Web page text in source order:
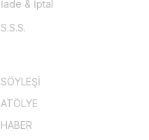
İade & İptal
S.S.S.
SÖYLEŞİ
ATÖLYE
HABER